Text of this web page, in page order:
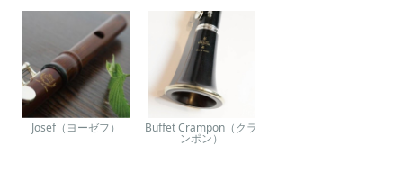
Josef（ヨーゼフ） Buffet Crampon（クラ
ンポン）